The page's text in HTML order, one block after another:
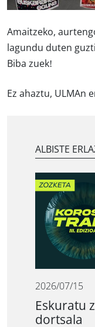
Amaitzeko,
lagundu duten
Biba zuek!
Ez ahaztu, ULMAn
ALBISTE
2026/07/15
Eskuratu
dortsala